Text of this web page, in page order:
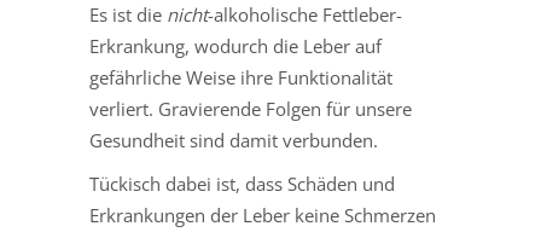
Es ist die nicht-alkoholische Fettleber-
Erkrankung, wodurch die Leber auf
gefährliche Weise ihre Funktionalität
verliert. Gravierende Folgen für unsere
Gesundheit sind damit verbunden.
Tückisch dabei ist, dass Schäden und
Erkrankungen der Leber keine Schmerzen